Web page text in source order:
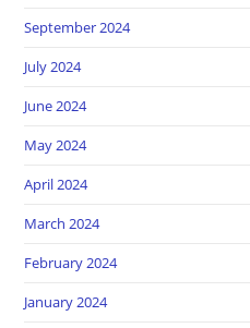
September 2024
July 2024
June 2024
May 2024
April 2024
March 2024
February 2024
January 2024